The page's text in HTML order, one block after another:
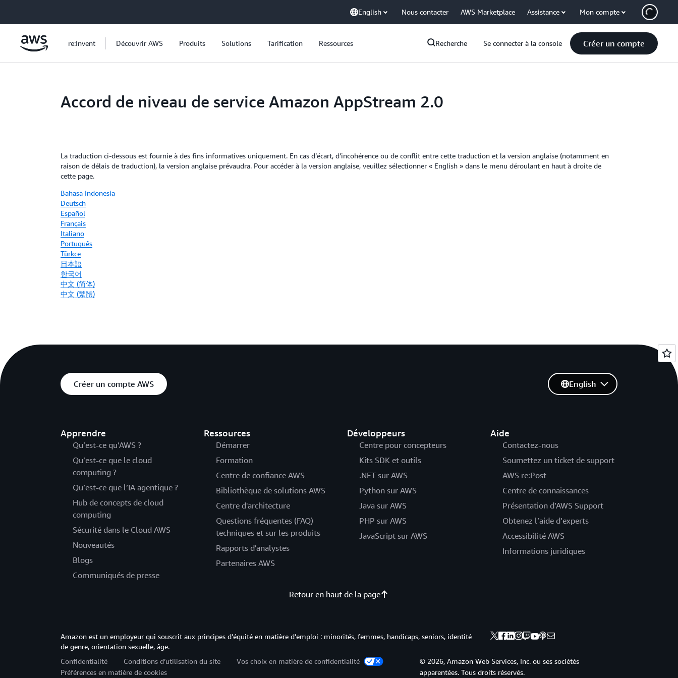
English Nous contacter AWS Marketplace Assistance Mon compte
re:Invent Découvrir AWS Produits Solutions Tarification Ressources Recherche Se connecter à la console Créer un compte
Accord de niveau de service Amazon AppStream 2.0
La traduction ci-dessous est fournie à des fins informatives uniquement. En cas d’écart, d’incohérence ou de conflit entre cette traduction et la version anglaise (notamment en
raison de délais de traduction), la version anglaise prévaudra. Pour accéder à la version anglaise, veuillez sélectionner « English » dans le menu déroulant en haut à droite de
cette page.
Bahasa Indonesia
Deutsch
Español
Français
Italiano
Português
Türkçe
日本語
한국어
中文 (简体)
中文 (繁體)
Créer un compte AWS
Apprendre
Qu’est-ce qu’AWS ?
Qu’est-ce que le cloud
computing ?
Qu’est-ce que l’IA agentique ?
Hub de concepts de cloud
computing
Sécurité dans le Cloud AWS
Nouveautés
Blogs
Communiqués de presse
Ressources
Démarrer
Formation
Centre de confiance AWS
Bibliothèque de solutions AWS
Centre d'architecture
Questions fréquentes (FAQ)
techniques et sur les produits
Rapports d'analystes
Partenaires AWS
Développeurs
Centre pour concepteurs
Kits SDK et outils
.NET sur AWS
Python sur AWS
Java sur AWS
PHP sur AWS
JavaScript sur AWS
Aide
Contactez-nous
Soumettez un ticket de support
AWS re:Post
Centre de connaissances
Présentation d’AWS Support
Obtenez l’aide d’experts
Accessibilité AWS
Informations juridiques
English
Retour en haut de la page
Amazon est un employeur qui souscrit aux principes d’équité en matière d’emploi : minorités, femmes, handicaps, seniors, identité
de genre, orientation sexuelle, âge.
Confidentialité
Conditions d’utilisation du site
Vos choix en matière de confidentialité
Préférences en matière de cookies
© 2026, Amazon Web Services, Inc. ou ses sociétés
apparentées. Tous droits réservés.